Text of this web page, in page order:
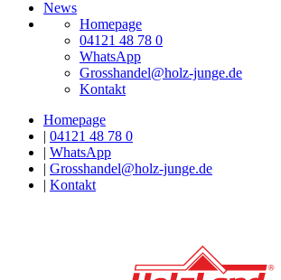
News
Homepage
04121 48 78 0
WhatsApp
Grosshandel@holz-junge.de
Kontakt
Homepage
| 04121 48 78 0
| WhatsApp
| Grosshandel@holz-junge.de
| Kontakt